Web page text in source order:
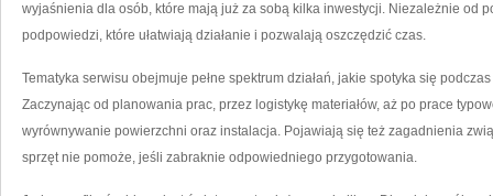
wyjaśnienia dla osób, które mają już za sobą kilka inwestycji. Niezależnie od
podpowiedzi, które ułatwiają działanie i pozwalają oszczędzić czas.
Tematyka serwisu obejmuje pełne spektrum działań, jakie spotyka się
Zaczynając od planowania prac, przez logistykę materiałów, aż po prace
wyrównywanie powierzchni oraz instalacja. Pojawiają się też zagadnienia
sprzęt nie pomoże, jeśli zabraknie odpowiedniego przygotowania.